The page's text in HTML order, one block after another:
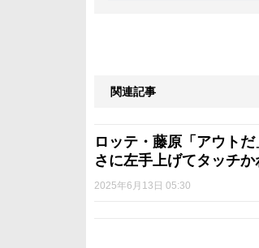
関連記事
ロッテ・藤原「アウト
さに左手上げてタッチか
2025年6月13日 05:30